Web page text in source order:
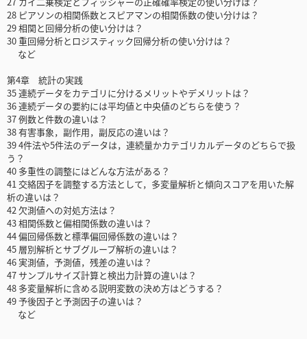
28 ピアソンの相関係数とスピアマンの相関係数の使い分けは？
29 相関と回帰分析の使い分けは？
30 重回帰分析とロジスティック回帰分析の使い分けは？
など
第4章 統計の実践
35 連続データをカテゴリに分けるメリットやデメリットは？
36 連続データの要約には平均値と中央値のどちらを使う？
37 例数と件数の違いは？
38 有害事象，副作用，副反応の違いは？
39 4件法や5件法のデータは，連続量かカテゴリカルデータのどちらで扱
う？
40 多重性の調整にはどんな方法がある？
41 交絡因子を調整する方法として，多変量解析と傾向スコアを用いた解
析の違いは？
42 欠測値への対処方法は？
43 相関係数と偏相関係数の違いは？
44 偏回帰係数と標準偏回帰係数の違いは？
45 層別解析とサブグループ解析の違いは？
46 実測値，予測値，残差の違いは？
47 サンプルサイズ計算と検出力計算の違いは？
48 多変量解析に含める説明変数の決め方はどうする？
49 予後因子と予測因子の違いは？
など